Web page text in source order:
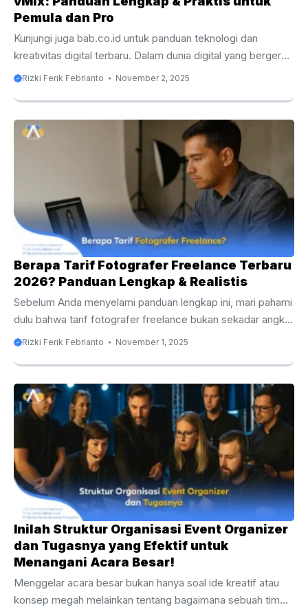
Pemula dan Pro
Kunjungi juga bab.co.id untuk panduan teknologi dan
kreativitas digital terbaru. Dalam dunia digital yang bergerak
cepat, live streaming telah menjadi salah satu cara paling
langsung. Namun, di balik tampilan profesional sebuah live
stream, ada perangkat lunak hebat yang bekerja di balik
layar dua di antaranya adalah OBS (Open Broadcaster
Software) dan vMix. Keduanya menawarkan fitur luar biasa
untuk mengelola video, audio, dan berbagai elemen visual
secara real-time, menjadikannya ...
Rizki Ferik Febrianto November 2, 2025
Berapa Tarif Fotografer Freelance Terbaru
2026? Panduan Lengkap & Realistis
Sebelum Anda menyelami panduan lengkap ini, mari pahami
dulu bahwa tarif fotografer freelance bukan sekadar angka
melainkan cerminan nilai kreativitas, waktu, serta
fotografi, dari perhitungan biaya dasar hingga tren industri
terkini di tahun 2026. Dunia Fotografi Freelance yang Terus
Berkembang Fotografi freelance kini bukan sekadar
pekerjaan sambilan ia telah berubah menjadi profesi kreatif
bernilai tinggi yang menuntut keahlian teknis, rasa seni, dan
pemahaman pasar. Di ...
Rizki Ferik Febrianto November 1, 2025
Inilah Struktur Organisasi Event Organizer
dan Tugasnya yang Efektif untuk
Menangani Acara Besar!
Menggelar acara besar bukan hanya soal ide kreatif atau
konsep megah melainkan tentang bagaimana sebuah tim